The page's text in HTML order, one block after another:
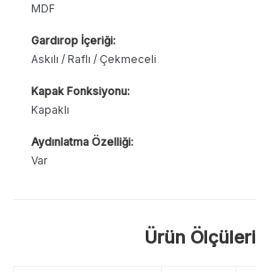
MDF
Gardırop İçeriği:
Askılı / Raflı / Çekmeceli
Kapak Fonksiyonu:
Kapaklı
Aydınlatma Özelliği:
Var
Ürün Ölçüleri